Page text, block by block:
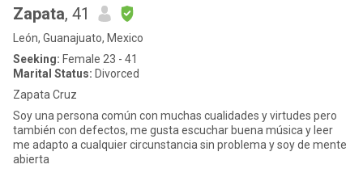
Zapata, 41
León, Guanajuato, Mexico
Seeking: Female 23 - 41
Marital Status: Divorced
Zapata Cruz
Soy una persona común con muchas cualidades y virtudes pero
también con defectos, me gusta escuchar buena música y leer
me adapto a cualquier circunstancia sin problema y soy de mente
abierta